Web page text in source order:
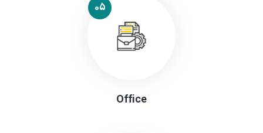
05
Office